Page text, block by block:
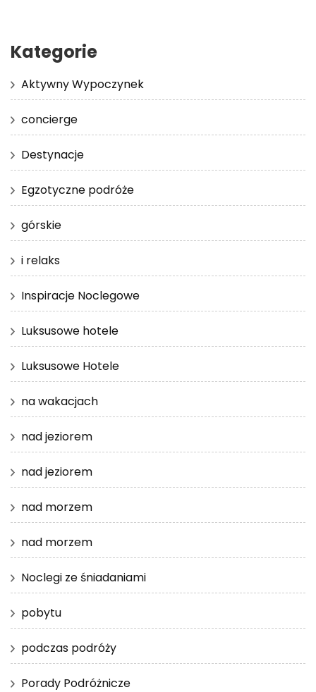
Kategorie
Aktywny Wypoczynek
concierge
Destynacje
Egzotyczne podróże
górskie
i relaks
Inspiracje Noclegowe
Luksusowe hotele
Luksusowe Hotele
na wakacjach
nad jeziorem
nad jeziorem
nad morzem
nad morzem
Noclegi ze śniadaniami
pobytu
podczas podróży
Porady Podróżnicze